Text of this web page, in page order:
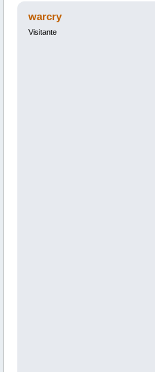
warcry
Visitante